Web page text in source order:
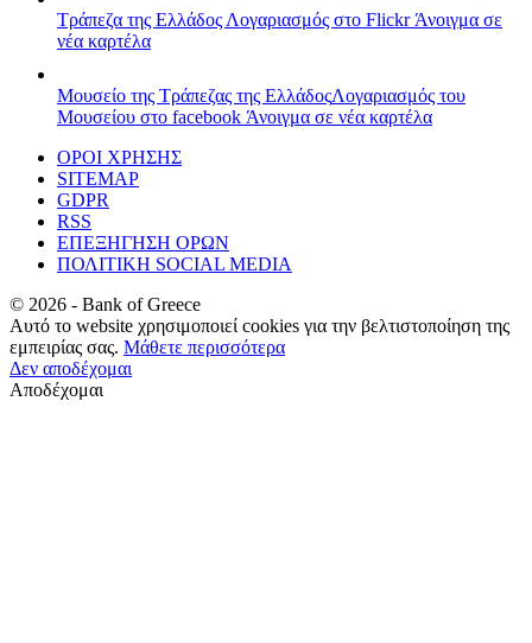
Τράπεζα της ΕλλάδοςΛογαριασμός στο FlickrΆνοιγμα σε
νέα καρτέλα
Μουσείο της Τράπεζας της ΕλλάδοςΛογαριασμός του
Μουσείου στο facebook Άνοιγμα σε νέα καρτέλα
ΟΡΟΙ ΧΡΗΣΗΣ
SITEMAP
GDPR
RSS
ΕΠΕΞΗΓΗΣΗ ΟΡΩΝ
ΠΟΛΙΤΙΚΗ SOCIAL MEDIA
© 2026 - Bank of Greece
Αυτό το website χρησιμοποιεί cookies για την βελτιστοποίηση της
εμπειρίας σας. Μάθετε περισσότερα
Δεν αποδέχομαι
Αποδέχομαι